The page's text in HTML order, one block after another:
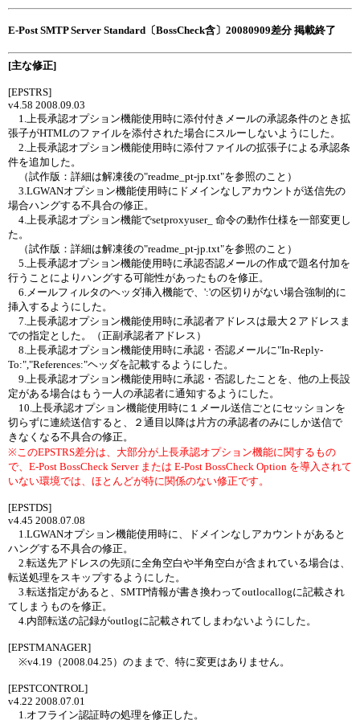
E-Post SMTP Server Standard〔BossCheck含〕20080909差分 掲載終了
[主な修正]
[EPSTRS]
v4.58 2008.09.03
1.上長承認オプション機能使用時に添付付きメールの承認条件のとき拡
張子がHTMLのファイルを添付された場合にスルーしないようにした。
2.上長承認オプション機能使用時に添付ファイルの拡張子による承認条
件を追加した。
（試作版：詳細は解凍後の"readme_pt-jp.txt"を参照のこと）
3.LGWANオプション機能使用時にドメインなしアカウントが送信先の
場合ハングする不具合の修正。
4.上長承認オプション機能でsetproxyuser_ 命令の動作仕様を一部変更し
た。
（試作版：詳細は解凍後の"readme_pt-jp.txt"を参照のこと）
5.上長承認オプション機能使用時に承認否認メールの作成で題名付加を
行うことによりハングする可能性があったものを修正。
6.メールフィルタのヘッダ挿入機能で、':'の区切りがない場合強制的に
挿入するようにした。
7.上長承認オプション機能使用時に承認者アドレスは最大２アドレスま
での指定とした。（正副承認者アドレス）
8.上長承認オプション機能使用時に承認・否認メールに"In-Reply-
To:","References:"ヘッダを記載するようにした。
9.上長承認オプション機能使用時に承認・否認したことを、他の上長設
定がある場合はもう一人の承認者に通知するようにした。
10.上長承認オプション機能使用時に１メール送信ごとにセッションを
切らずに連続送信すると、２通目以降は片方の承認者のみにしか送信で
きなくなる不具合の修正。
※このEPSTRS差分は、大部分が上長承認オプション機能に関するもの
で、E-Post BossCheck Server または E-Post BossCheck Option を導入されて
いない環境では、ほとんどが特に関係のない修正です。
[EPSTDS]
v4.45 2008.07.08
1.LGWANオプション機能使用時に、ドメインなしアカウントがあると
ハングする不具合の修正。
2.転送先アドレスの先頭に全角空白や半角空白が含まれている場合は、
転送処理をスキップするようにした。
3.転送指定があると、SMTP情報が書き換わってoutlocallogに記載され
てしまうものを修正。
4.内部転送の記録がoutlogに記載されてしまわないようにした。
[EPSTMANAGER]
※v4.19（2008.04.25）のままで、特に変更はありません。
[EPSTCONTROL]
v4.22 2008.07.01
1.オフライン認証時の処理を修正した。